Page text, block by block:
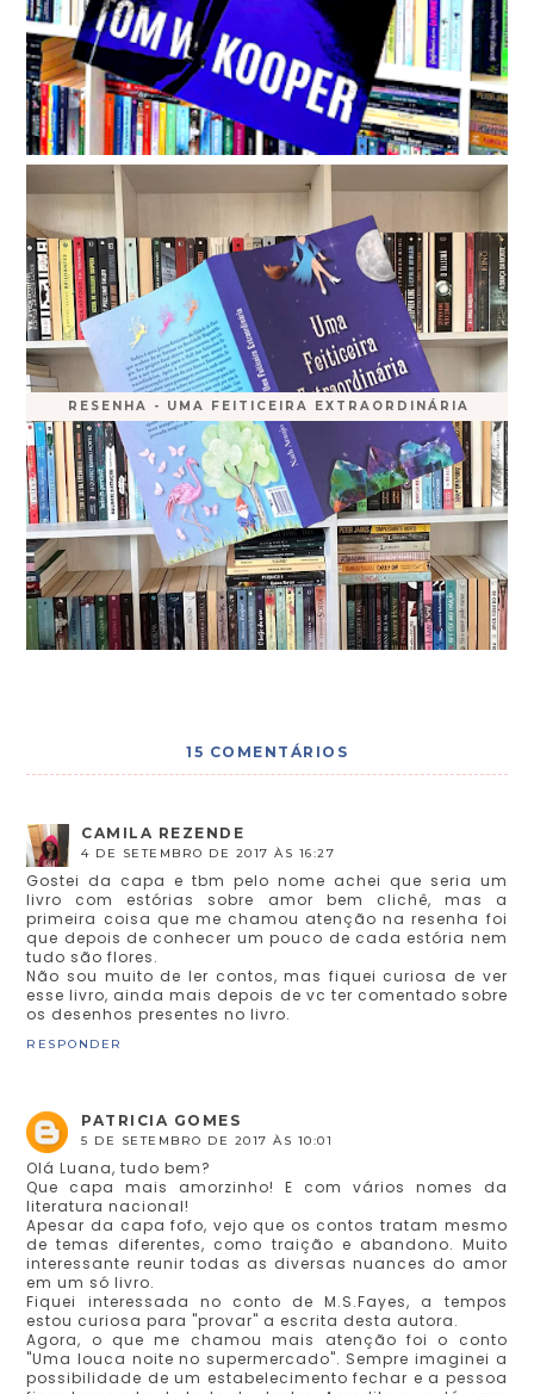
RESENHA - UMA FEITICEIRA EXTRAORDINÁRIA
15 COMENTÁRIOS
CAMILA REZENDE
4 DE SETEMBRO DE 2017 ÀS 16:27
Gostei da capa e tbm pelo nome achei que seria um
livro com estórias sobre amor bem clichê, mas a
primeira coisa que me chamou atenção na resenha foi
que depois de conhecer um pouco de cada estória nem
tudo são flores.
Não sou muito de ler contos, mas fiquei curiosa de ver
esse livro, ainda mais depois de vc ter comentado sobre
os desenhos presentes no livro.
RESPONDER
PATRICIA GOMES
5 DE SETEMBRO DE 2017 ÀS 10:01
Olá Luana, tudo bem?
Que capa mais amorzinho! E com vários nomes da
literatura nacional!
Apesar da capa fofo, vejo que os contos tratam mesmo
de temas diferentes, como traição e abandono. Muito
interessante reunir todas as diversas nuances do amor
em um só livro.
Fiquei interessada no conto de M.S.Fayes, a tempos
estou curiosa para "provar" a escrita desta autora.
Agora, o que me chamou mais atenção foi o conto
"Uma louca noite no supermercado". Sempre imaginei a
possibilidade de um estabelecimento fechar e a pessoa